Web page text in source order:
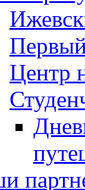
Центр